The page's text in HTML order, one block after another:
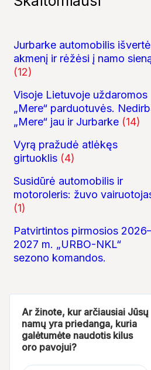
21:22
ISTORIJA: KAS
NUTIKO...
Jurbarke automobilis išvertė
akmenį ir rėžėsi į namo
(12)
Visoje Lietuvoje uždaromos
„Mere“ parduotuvės.
„Mere“ jau ir Jurbarke (14)
Vyrą pražudė atlėkęs
girtuoklis (4)
Susidūrė automobilis ir
motoroleris: žuvo
(1)
Patvirtintos pirmosios
2027 m. „URBO-NKL“
sezono komandos.
Ar žinote, kur arčiausiai Jūsų
namų yra priedanga, kuria
galėtumėte naudotis kilus
oro pavojui?